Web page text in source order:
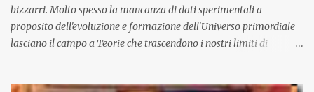
bizzarri. Molto spesso la mancanza di dati sperimentali a
proposito dell'evoluzione e formazione dell'Universo primordiale
lasciano il campo a Teorie che trascendono i nostri limiti di